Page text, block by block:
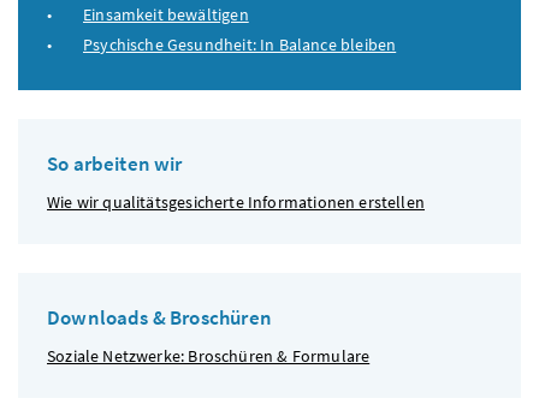
Einsamkeit bewältigen
Psychische Gesundheit: In Balance bleiben
So arbeiten wir
Wie wir qualitätsgesicherte Informationen erstellen
Downloads & Broschüren
Soziale Netzwerke: Broschüren & Formulare